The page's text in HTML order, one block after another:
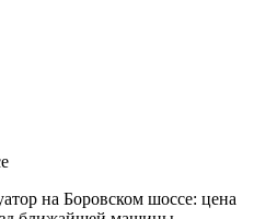
на Боровском шоссе: цена